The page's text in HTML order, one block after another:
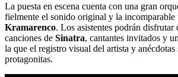
La puesta en escena cuenta con una gran
fielmente el sonido original y la incomparable
Kramarenco. Los asistentes podrán disfrutar
canciones de Sinatra, cantantes invitados y
la que el registro visual del artista y anécdotas
protagonitas.